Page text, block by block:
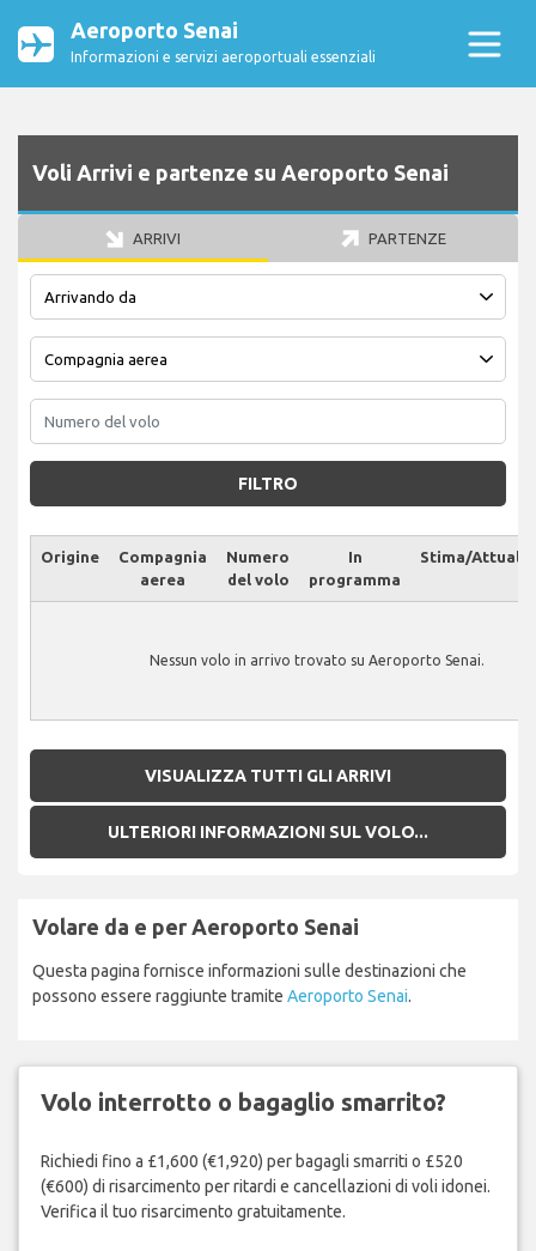
Aeroporto Senai
Informazioni e servizi aeroportuali essenziali
Voli Arrivi e partenze su Aeroporto Senai
ARRIVI PARTENZE
FILTRO
Origine
Compagnia
aerea
Numero
del volo
In
programma
Stima/Attuale
Nessun volo in arrivo trovato su Aeroporto Senai.
VISUALIZZA TUTTI GLI ARRIVI
ULTERIORI INFORMAZIONI SUL VOLO...
Volare da e per Aeroporto Senai
Questa pagina fornisce informazioni sulle destinazioni che
possono essere raggiunte tramite Aeroporto Senai.
Volo interrotto o bagaglio smarrito?
Richiedi fino a £1,600 (€1,920) per bagagli smarriti o £520
(€600) di risarcimento per ritardi e cancellazioni di voli idonei.
Verifica il tuo risarcimento gratuitamente.